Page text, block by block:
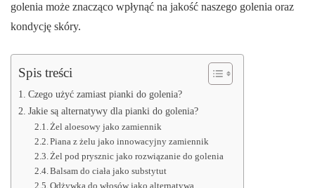
golenia może znacząco wpłynąć na jakość naszego golenia oraz
kondycję skóry.
Spis treści
Czego użyć zamiast pianki do golenia?
Jakie są alternatywy dla pianki do golenia?
Żel aloesowy jako zamiennik
Piana z żelu jako innowacyjny zamiennik
Żel pod prysznic jako rozwiązanie do golenia
Balsam do ciała jako substytut
Odżywka do włosów jako alternatywa